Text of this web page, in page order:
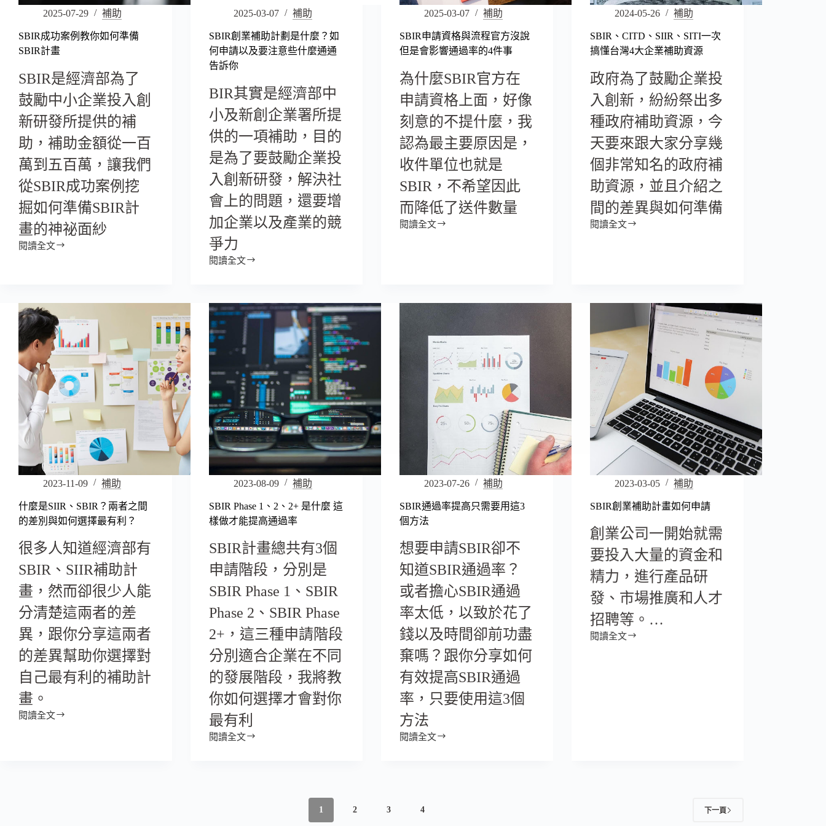
2025-07-29 補助
SBIR成功案例教你如何準備
SBIR計畫
SBIR是經濟部為了
鼓勵中小企業投入創
新研發所提供的補
助，補助金額從一百
萬到五百萬，讓我們
從SBIR成功案例挖
掘如何準備SBIR計
畫的神祕面紗
閱讀全文
2025-03-07 補助
SBIR創業補助計劃是什麼？如
何申請以及要注意些什麼通通
告訴你
BIR其實是經濟部中
小及新創企業署所提
供的一項補助，目的
是為了要鼓勵企業投
入創新研發，解決社
會上的問題，還要增
加企業以及產業的競
爭力
閱讀全文
2025-03-07 補助
SBIR申請資格與流程官方沒說
但是會影響通過率的4件事
為什麼SBIR官方在
申請資格上面，好像
刻意的不提什麼，我
認為最主要原因是，
收件單位也就是
SBIR，不希望因此
而降低了送件數量
閱讀全文
2024-05-26 補助
SBIR、CITD、SIIR、SITI一次
搞懂台灣4大企業補助資源
政府為了鼓勵企業投
入創新，紛紛祭出多
種政府補助資源，今
天要來跟大家分享幾
個非常知名的政府補
助資源，並且介紹之
間的差異與如何準備
閱讀全文
2023-11-09 補助
什麼是SIIR、SBIR？兩者之間
的差別與如何選擇最有利？
很多人知道經濟部有
SBIR、SIIR補助計
畫，然而卻很少人能
分清楚這兩者的差
異，跟你分享這兩者
的差異幫助你選擇對
自己最有利的補助計
畫。
閱讀全文
2023-08-09 補助
SBIR Phase 1、2、2+ 是什麼 這
樣做才能提高通過率
SBIR計畫總共有3個
申請階段，分別是
SBIR Phase 1、SBIR
Phase 2、SBIR Phase
2+，這三種申請階段
分別適合企業在不同
的發展階段，我將教
你如何選擇才會對你
最有利
閱讀全文
2023-07-26 補助
SBIR通過率提高只需要用這3
個方法
想要申請SBIR卻不
知道SBIR通過率？
或者擔心SBIR通過
率太低，以致於花了
錢以及時間卻前功盡
棄嗎？跟你分享如何
有效提高SBIR通過
率，只要使用這3個
方法
閱讀全文
2023-03-05 補助
SBIR創業補助計畫如何申請
創業公司一開始就需
要投入大量的資金和
精力，進行產品研
發、市場推廣和人才
招聘等。…
閱讀全文
1 2 3 4 下一頁